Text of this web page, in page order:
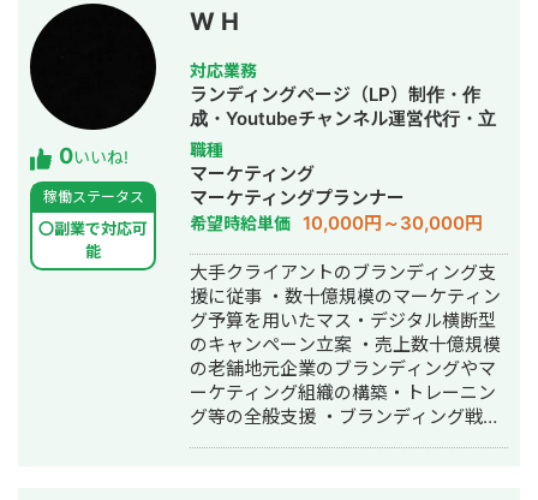
Meta／X（旧Twitter）／LINE／DV360
実績（抜粋） 美容商材のCPA改善：キ
ャンペーン施策でCPAを¥2,000→¥200
に改善（Meta Advantage+活用） ブラ
ンド好感度向上施策：訴求変更でブラ
ンドリフト250％増 新規媒体導入支
援：DV360を用いた大型案件で自社初
の1億円超の受注に貢献 Smart
Incubation株式会社（2020年4月〜
2022年5月） 資本金：300万円／従業
員数：8名／非上場 ポジション：広告
運用者 業務内容 D2C美容商材を中心と
した単品通販領域にて、広告戦略の設
計・運用を担当。ディレクション・メ
ンバーマネジメント・LP改善なども担
当。 実績 月間運用額：2,000万円／月
間粗利：約300万円 ■得意分野・活か
せるスキル Web広告戦略の立案・運
用・改善までの一貫対応 検索／SNS／
0いいね!
稼働ステータス
〇副業で対応可
能
W H
対応業務
ランディングページ（LP）制作・作
成・Youtubeチャンネル運営代行・立
ち上げ・ECサイト構築・ネットショッ
プ作成代行・SEO対策・SNS運用代
行・キャスティング・ホームページ制
作・作成・バナー制作・デザイン・ロ
ゴデザイン・作成・イラスト制作・リ
スティング広告運用代行・オウンドメ
ディア制作・構築・運用代行・動画制
作・動画編集
職種
マーケティング
マーケティングプランナー
希望時給単価 10,000円～30,000円
大手クライアントのブランディング支
援に従事 ・数十億規模のマーケティン
グ予算を用いたマス・デジタル横断型
のキャンペーン立案 ・売上数十億規模
の老舗地元企業のブランディングやマ
ーケティング組織の構築・トレーニン
グ等の全般支援 ・ブランディング戦